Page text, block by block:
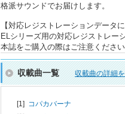
格派サウンドでお届けします。
【対応レジストレーションデータに
ELシリーズ用の対応レジストレー
本誌をご購入の際はご注意ください
収載曲一覧 収載曲の詳細
[1] コパカバーナ